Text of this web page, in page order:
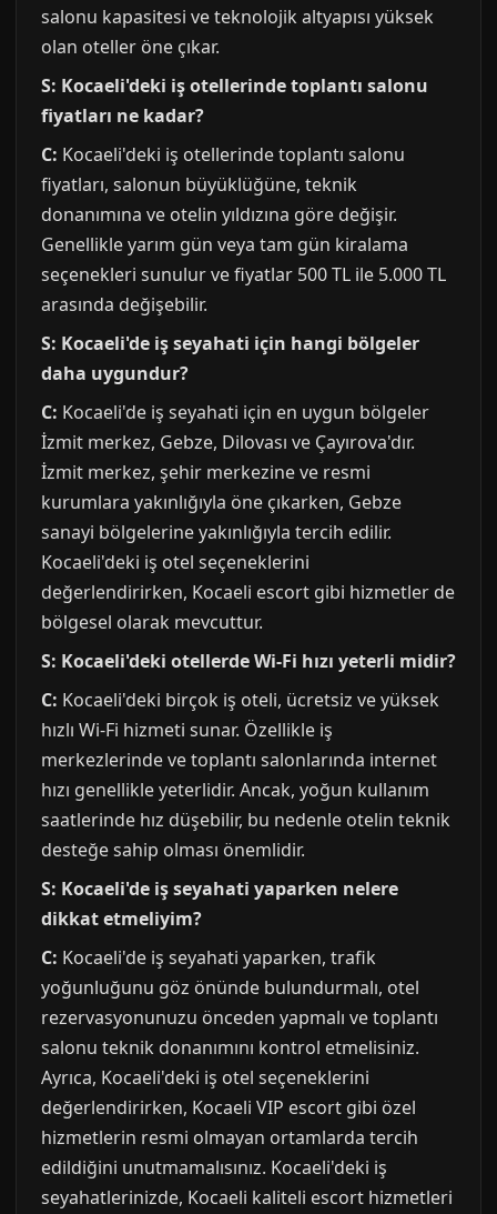
salonu kapasitesi ve teknolojik altyapısı yüksek
olan oteller öne çıkar.
S: Kocaeli'deki iş otellerinde toplantı salonu
fiyatları ne kadar?
C: Kocaeli'deki iş otellerinde toplantı salonu
fiyatları, salonun büyüklüğüne, teknik
donanımına ve otelin yıldızına göre değişir.
Genellikle yarım gün veya tam gün kiralama
seçenekleri sunulur ve fiyatlar 500 TL ile 5.000 TL
arasında değişebilir.
S: Kocaeli'de iş seyahati için hangi bölgeler
daha uygundur?
C: Kocaeli'de iş seyahati için en uygun bölgeler
İzmit merkez, Gebze, Dilovası ve Çayırova'dır.
İzmit merkez, şehir merkezine ve resmi
kurumlara yakınlığıyla öne çıkarken, Gebze
sanayi bölgelerine yakınlığıyla tercih edilir.
Kocaeli'deki iş otel seçeneklerini
değerlendirirken, Kocaeli escort gibi hizmetler de
bölgesel olarak mevcuttur.
S: Kocaeli'deki otellerde Wi-Fi hızı yeterli midir?
C: Kocaeli'deki birçok iş oteli, ücretsiz ve yüksek
hızlı Wi-Fi hizmeti sunar. Özellikle iş
merkezlerinde ve toplantı salonlarında internet
hızı genellikle yeterlidir. Ancak, yoğun kullanım
saatlerinde hız düşebilir, bu nedenle otelin teknik
desteğe sahip olması önemlidir.
S: Kocaeli'de iş seyahati yaparken nelere
dikkat etmeliyim?
C: Kocaeli'de iş seyahati yaparken, trafik
yoğunluğunu göz önünde bulundurmalı, otel
rezervasyonunuzu önceden yapmalı ve toplantı
salonu teknik donanımını kontrol etmelisiniz.
Ayrıca, Kocaeli'deki iş otel seçeneklerini
değerlendirirken, Kocaeli VIP escort gibi özel
hizmetlerin resmi olmayan ortamlarda tercih
edildiğini unutmamalısınız. Kocaeli'deki iş
seyahatlerinizde, Kocaeli kaliteli escort hizmetleri